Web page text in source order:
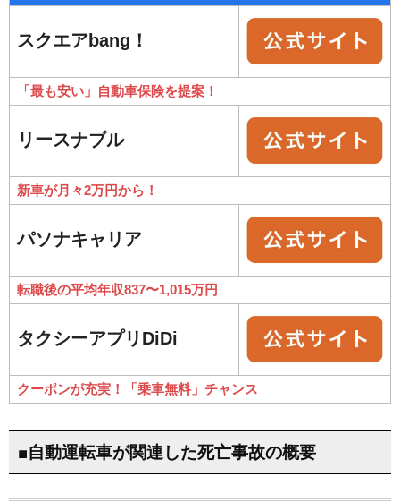
スクエアbang！
「最も安い」自動車保険を提案！
リースナブル
新車が月々2万円から！
パソナキャリア
転職後の平均年収837〜1,015万円
タクシーアプリDiDi
クーポンが充実！「乗車無料」チャンス
■自動運転車が関連した死亡事故の概要